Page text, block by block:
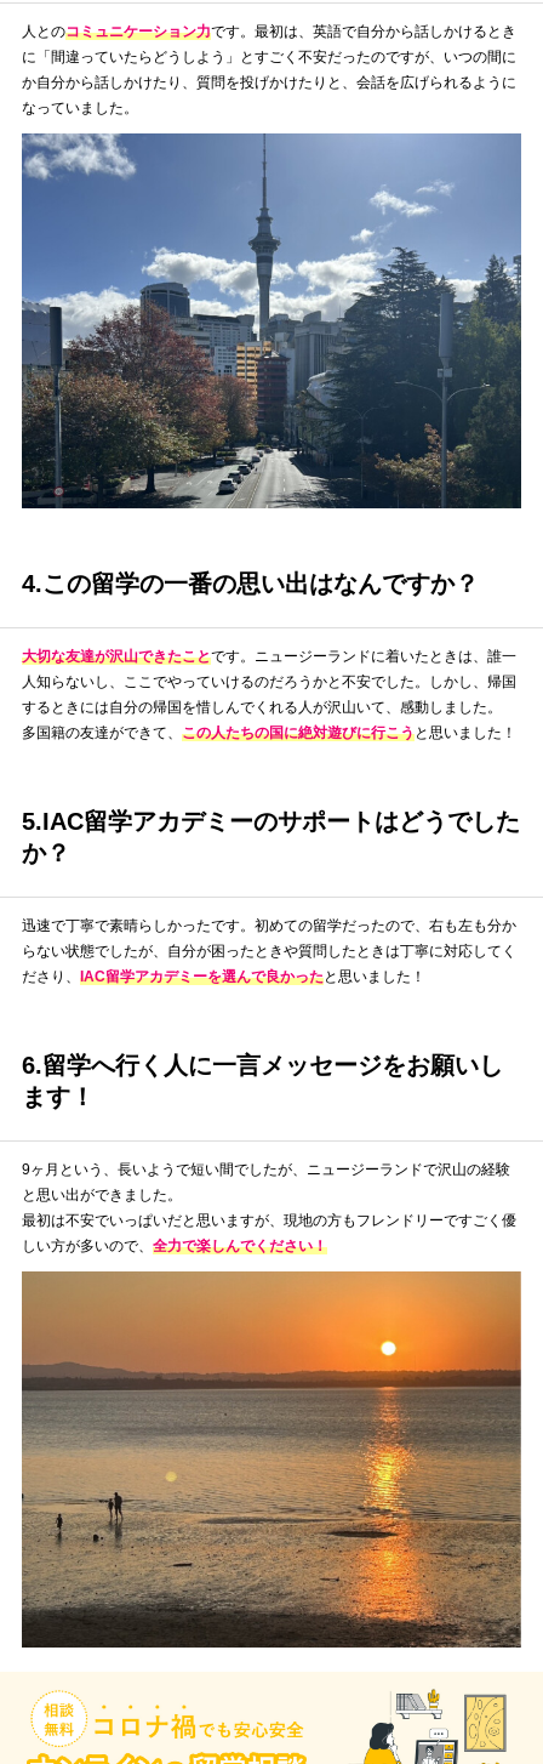
人とのコミュニケーション力です。最初は、英語で自分から話しかけるとき
に「間違っていたらどうしよう」とすごく不安だったのですが、いつの間に
か自分から話しかけたり、質問を投げかけたりと、会話を広げられるように
なっていました。
4.この留学の一番の思い出はなんですか？
大切な友達が沢山できたことです。ニュージーランドに着いたときは、誰一
人知らないし、ここでやっていけるのだろうかと不安でした。しかし、帰国
するときには自分の帰国を惜しんでくれる人が沢山いて、感動しました。
多国籍の友達ができて、 この人たちの国に絶対遊びに行こうと思いました！
5.IAC留学アカデミーのサポートはどうでした
か？
迅速で丁寧で素晴らしかったです。初めての留学だったので、右も左も分か
らない状態でしたが、自分が困ったときや質問したときは丁寧に対応してく
ださり、 IAC留学アカデミーを選んで良かったと思いました！
6.留学へ行く人に一言メッセージをお願いし
ます！
9ヶ月という、長いようで短い間でしたが、ニュージーランドで沢山の経験
と思い出ができました。
最初は不安でいっぱいだと思いますが、現地の方もフレンドリーですごく優
しい方が多いので、 全力で楽しんでください！